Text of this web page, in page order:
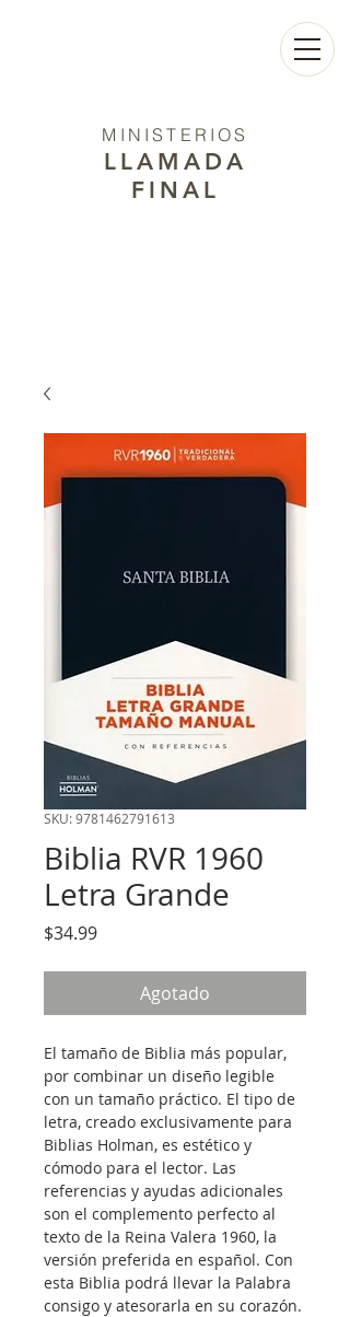
MINISTERIOS
LLAMADA
FINAL
SKU: 9781462791613
Biblia RVR 1960
Letra Grande
$34.99Precio
Agotado
El tamaño de Biblia más popular,
por combinar un diseño legible
con un tamaño práctico. El tipo de
letra, creado exclusivamente para
Biblias Holman, es estético y
cómodo para el lector. Las
referencias y ayudas adicionales
son el complemento perfecto al
texto de la Reina Valera 1960, la
versión preferida en español. Con
esta Biblia podrá llevar la Palabra
consigo y atesorarla en su corazón.